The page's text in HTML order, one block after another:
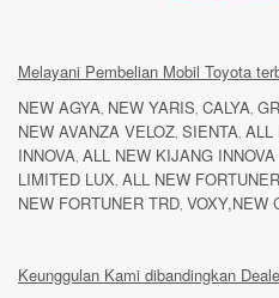
Melayani Pembelian Mobil Toyota
NEW AGYA, NEW YARIS, CALYA,
NEW AVANZA VELOZ, SIENTA, ALL
INNOVA, ALL NEW KIJANG
LIMITED LUX, ALL NEW FORTUNER
NEW FORTUNER TRD, VOXY,NEW
Keunggulan Kami dibandingkan